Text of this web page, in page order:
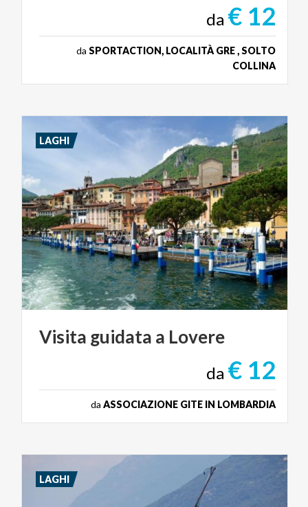
da € 12
da SPORTACTION, LOCALITÀ GRE , SOLTO
COLLINA
Visita guidata a Lovere
da € 12
da ASSOCIAZIONE GITE IN LOMBARDIA
LAGHI
LAGHI